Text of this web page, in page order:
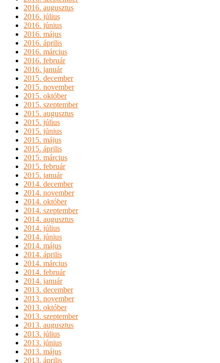
2016. augusztus
2016. július
2016. június
2016. május
2016. április
2016. március
2016. február
2016. január
2015. december
2015. november
2015. október
2015. szeptember
2015. augusztus
2015. július
2015. június
2015. május
2015. április
2015. március
2015. február
2015. január
2014. december
2014. november
2014. október
2014. szeptember
2014. augusztus
2014. július
2014. június
2014. május
2014. április
2014. március
2014. február
2014. január
2013. december
2013. november
2013. október
2013. szeptember
2013. augusztus
2013. július
2013. június
2013. május
2013. április